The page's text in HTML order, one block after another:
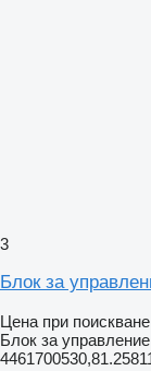
3
Блок за
Цена при поискване
Блок за управление